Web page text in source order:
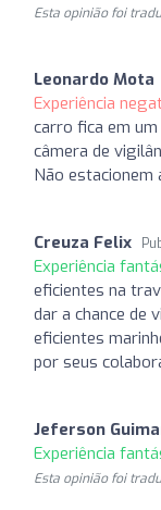
Esta opinião foi
Leonardo Mota
Experiência
carro fica em
câmera de
Não estacionem
Creuza Felix
Experiência
eficientes na
dar a chance de
eficientes
por seus
Jeferson
Experiência
Esta opinião foi